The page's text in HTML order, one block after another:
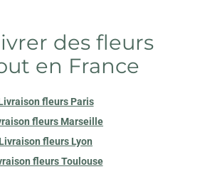
des fleurs
en France
fleurs Paris
fleurs Marseille
Livraison fleurs Lyon
fleurs Toulouse